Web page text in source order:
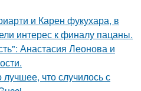
и Карен фукухара, в
интерес к финалу пацаны.
Анастасия Леонова и
что случилось с